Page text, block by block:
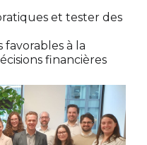
et tester des
favorables à la
financières